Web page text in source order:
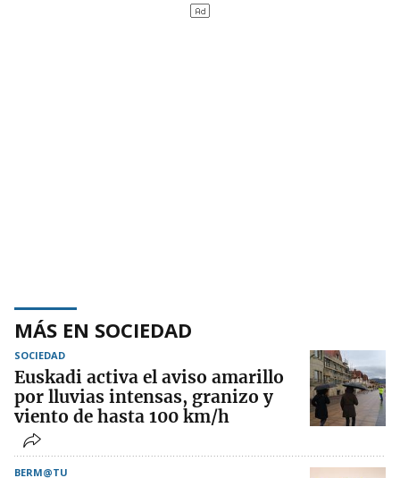
MÁS EN SOCIEDAD
SOCIEDAD
Euskadi activa el aviso amarillo
por lluvias intensas, granizo y
viento de hasta 100 km/h
BERM@TU